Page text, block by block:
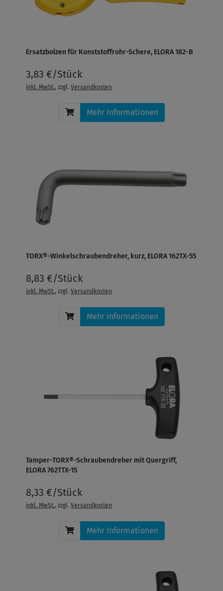
Ersatzbolzen für Kunststoffrohr-Schere, ELORA 182-B
3,83 €/Stück
inkl. MwSt., zzgl.Versandkosten
Mehr Informationen
TORX®-Winkelschraubendreher, kurz, ELORA 162TX-55
8,83 €/Stück
inkl. MwSt., zzgl.Versandkosten
Mehr Informationen
Tamper-TORX®-Schraubendreher mit Quergriff,
ELORA 762TTX-15
8,33 €/Stück
inkl. MwSt., zzgl.Versandkosten
Mehr Informationen